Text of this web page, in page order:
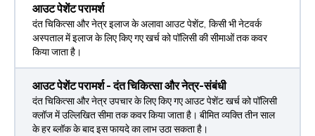
आउट पेशेंट परामर्श
दंत चिकित्सा और नेत्र इलाज के अलावा आउट पेशेंट, किसी भी नेटवर्क
अस्पताल में इलाज के लिए किए गए खर्च को पॉलिसी की सीमाओं तक कवर
किया जाता है।
आउट पेशेंट परामर्श - दंत चिकित्सा और नेत्र-संबंधी
दंत चिकित्सा और नेत्र उपचार के लिए किए गए आउट पेशेंट खर्च को पॉलिसी
क्लॉज में उल्लिखित सीमा तक कवर किया जाता है। बीमित व्यक्ति तीन साल
के हर ब्लॉक के बाद इस फायदे का लाभ उठा सकता है।